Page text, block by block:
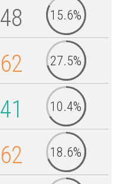
48 15.6%
62 27.5%
41 10.4%
62 18.6%